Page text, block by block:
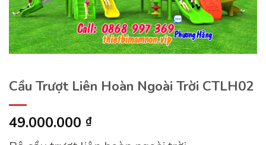
Cầu Trượt Liên Hoàn Ngoài Trời CTLH02
49.000.000 ₫